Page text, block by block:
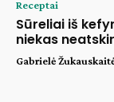
Receptai
Sūreliai iš
niekas
Gabrielė